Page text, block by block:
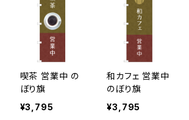
喫茶 営業中 の
ぼり旗
¥3,795
和カフェ 営業中
のぼり旗
¥3,795